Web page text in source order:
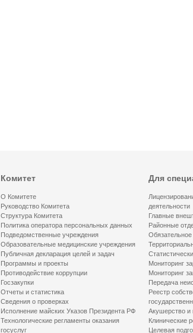
Комитет
О Комитете
Руководство Комитета
Структура Комитета
Политика оператора персональных данных
Подведомственные учреждения
Образовательные медицинские учреждения
Публичная декларация целей и задач
Программы и проекты
Противодействие коррупции
Госзакупки
Отчеты и статистика
Сведения о проверках
Исполнение майских Указов Президента РФ
Технологические регламенты оказания
госуслуг
Для
деятельности
Главные
Районные
Мониторинг
Мониторинг
Передача
Реестр
Акушерство и
Клинические
Целевая